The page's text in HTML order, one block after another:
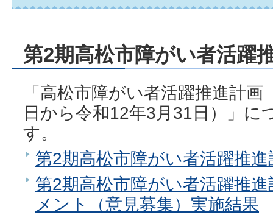
第2期高松市障がい者活躍
「高松市障がい者活躍推進計
日から令和12年3月31日）」に
す。
第2期高松市障がい者活躍推
第2期高松市障がい者活躍推
メント（意見募集）実施結果